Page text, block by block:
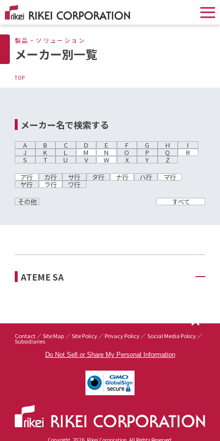
製品・ソリューション
メーカー別一覧
TOP
メーカー名で検索する
A B C D E F G H I
J K L M N O P Q R
S T U V W X Y
Z
ア行
カ行 サ行 タ行 ナ行 ハ行 マ行
ヤ行 ラ行
ワ行
その他
すべて
ATEME SA
Contact Site Map Site Policy Privacy Policy Social Media Policy
Subsidiaries
Do Not Sell or Share My Personal Information